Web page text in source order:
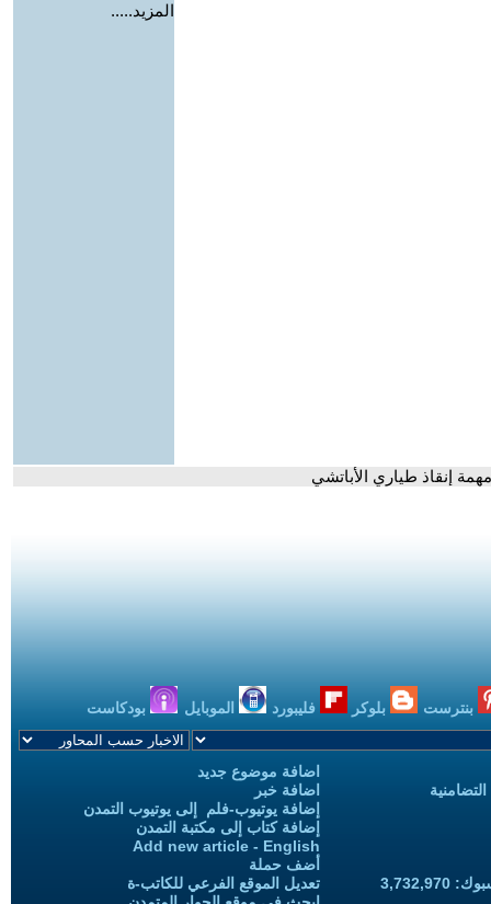
المزيد.....
إنقاذ طياري الأباتشي
بنترست بلوكر فليبورد الموبايل بودكاست
اضافة موضوع جديد
اضافة خبر
إضافة يوتيوب-فلم إلى يوتيوب التمدن
إضافة كتاب إلى مكتبة التمدن
Add new article - English
أضف حملة
تعديل الموقع الفرعي للكاتب-ة